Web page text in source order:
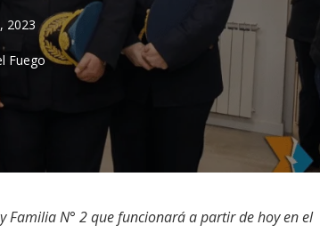
2023
Fuego
Familia N° 2 que funcionará a partir de hoy en el